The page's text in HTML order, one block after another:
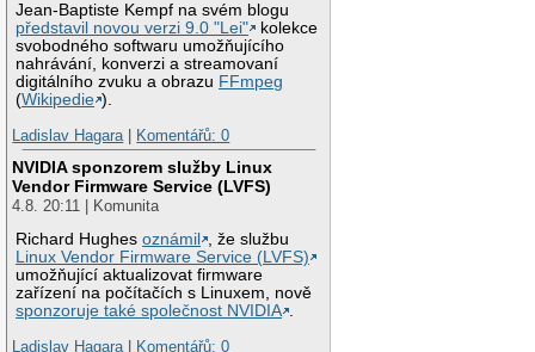
Jean-Baptiste Kempf na svém blogu
představil novou verzi 9.0 "Lei"
kolekce
svobodného softwaru umožňujícího
nahrávání, konverzi a streamovaní
digitálního zvuku a obrazu FFmpeg
(Wikipedie ).
Ladislav Hagara| Komentářů: 0
NVIDIA sponzorem služby Linux
Vendor Firmware Service (LVFS)
4.8. 20:11 | Komunita
Richard Hughesoznámil
, že službu
Linux Vendor Firmware Service (LVFS)
umožňující aktualizovat firmware
zařízení na počítačích s Linuxem, nově
sponzoruje také společnost NVIDIA .
Ladislav Hagara| Komentářů: 0